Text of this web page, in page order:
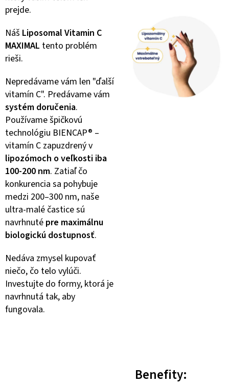
prejde.
Náš Liposomal Vitamin C
MAXIMAL tento problém
rieši.
Nepredávame vám len "ďalší
vitamín C". Predávame vám
systém doručenia.
Používame špičkovú
technológiu BIENCAP® –
vitamín C zapuzdrený v
lipozómoch o veľkosti iba
100-200 nm. Zatiaľ čo
konkurencia sa pohybuje
medzi 200–300 nm, naše
ultra-malé častice sú
navrhnuté pre maximálnu
biologickú dostupnosť.
Nedáva zmysel kupovať
niečo, čo telo vylúči.
Investujte do formy, ktorá je
navrhnutá tak, aby
fungovala.
Benefity: